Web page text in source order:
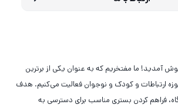
آمدید! ما مفتخریم که به عنوان یکی از برترین
ارتباطات و کودک و نوجوان فعالیت می‌کنیم. هدف
فراهم کردن بستری مناسب برای دسترسی به